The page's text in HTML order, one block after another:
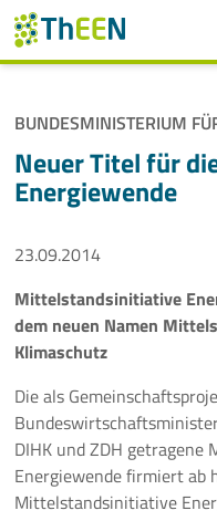
ThEEN
Services
Mitglieder
Aktivitäten
Aktuelles
Meldungen
BUNDESMINISTERIUM
Neuer Titel für
Energiewende
23.09.2014
Mittelstandsinitiative
dem neuen Namen
Klimaschutz
Die als
DIHK und ZDH
Energiewende firmiert ab
Mittelstandsinitiative